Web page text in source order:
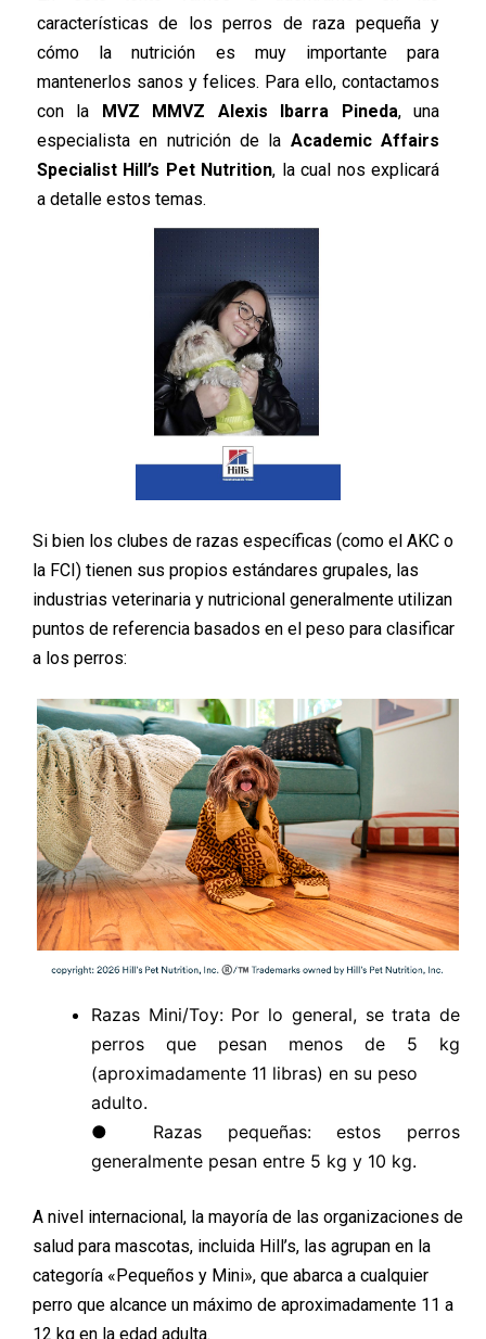
características de los perros de raza pequeña y
cómo la nutrición es muy importante para
mantenerlos sanos y felices. Para ello, contactamos
con la MVZ MMVZ Alexis Ibarra Pineda, una
especialista en nutrición de la Academic Affairs
Specialist Hill’s Pet Nutrition, la cual nos explicará
a detalle estos temas.
Si bien los clubes de razas específicas (como el AKC o
la FCI) tienen sus propios estándares grupales, las
industrias veterinaria y nutricional generalmente utilizan
puntos de referencia basados en el peso para clasificar
a los perros:
Razas Mini/Toy: Por lo general, se trata de
perros que pesan menos de 5 kg
(aproximadamente 11 libras) en su peso
adulto.
● Razas pequeñas: estos perros
generalmente pesan entre 5 kg y 10 kg.
A nivel internacional, la mayoría de las organizaciones de
salud para mascotas, incluida Hill’s, las agrupan en la
categoría «Pequeños y Mini», que abarca a cualquier
perro que alcance un máximo de aproximadamente 11 a
12 kg en la edad adulta.